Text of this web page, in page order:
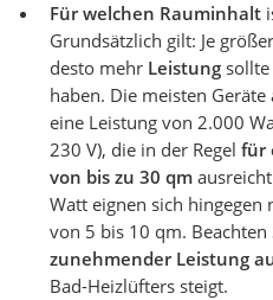
Für welchen Rauminhalt
Grundsätzlich gilt: Je
desto mehr Leistung
haben. Die meisten
eine Leistung von 2.000
230 V), die in der Regel für
von bis zu 30 qm
Watt eignen sich
von 5 bis 10 qm. Beachten
zunehmender Leistung
Bad-Heizlüfters steigt.